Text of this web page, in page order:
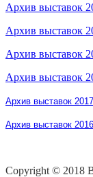
Архив выставок
Архив выставок
Архив выставок
Архив выставок
Архив выставок
Архив выставок
Copyright © 2018